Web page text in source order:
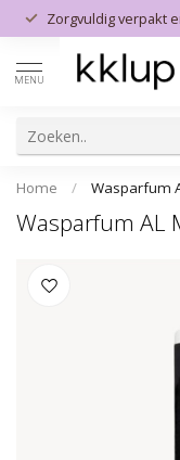
Zorgvuldig verpakt
MENU
Home / Wasparfum
Wasparfum AL